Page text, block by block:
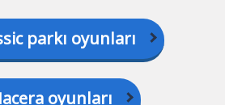
parkı oyunları
oyunları